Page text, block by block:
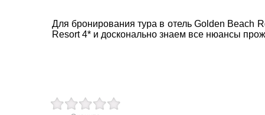
Пн. -
Сб
Запоріжжя
Для бронирования тура в отель Golden Beach
Resort 4* и досконально знаем все нюансы